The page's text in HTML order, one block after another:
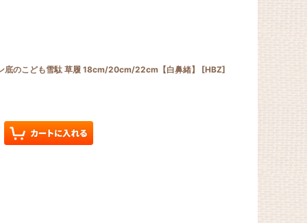
底のこども雪駄 草履 18cm/20cm/22cm【白鼻緒】 [HBZ]